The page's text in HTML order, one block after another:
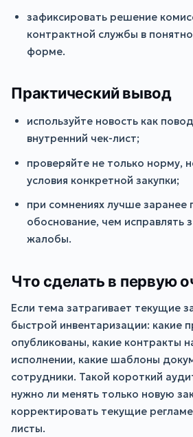
зафиксировать решение
контрактной службы в
форме.
Практический вывод
используйте новость как
внутренний чек-лист;
проверяйте не только норму,
условия конкретной закупки;
при сомнениях лучше заранее
обоснование, чем исправлять
жалобы.
Что сделать в первую
Если тема затрагивает текущие
быстрой инвентаризации: какие
опубликованы, какие контракты
исполнении, какие шаблоны
сотрудники. Такой короткий
нужно ли менять только новую
корректировать текущие
листы.